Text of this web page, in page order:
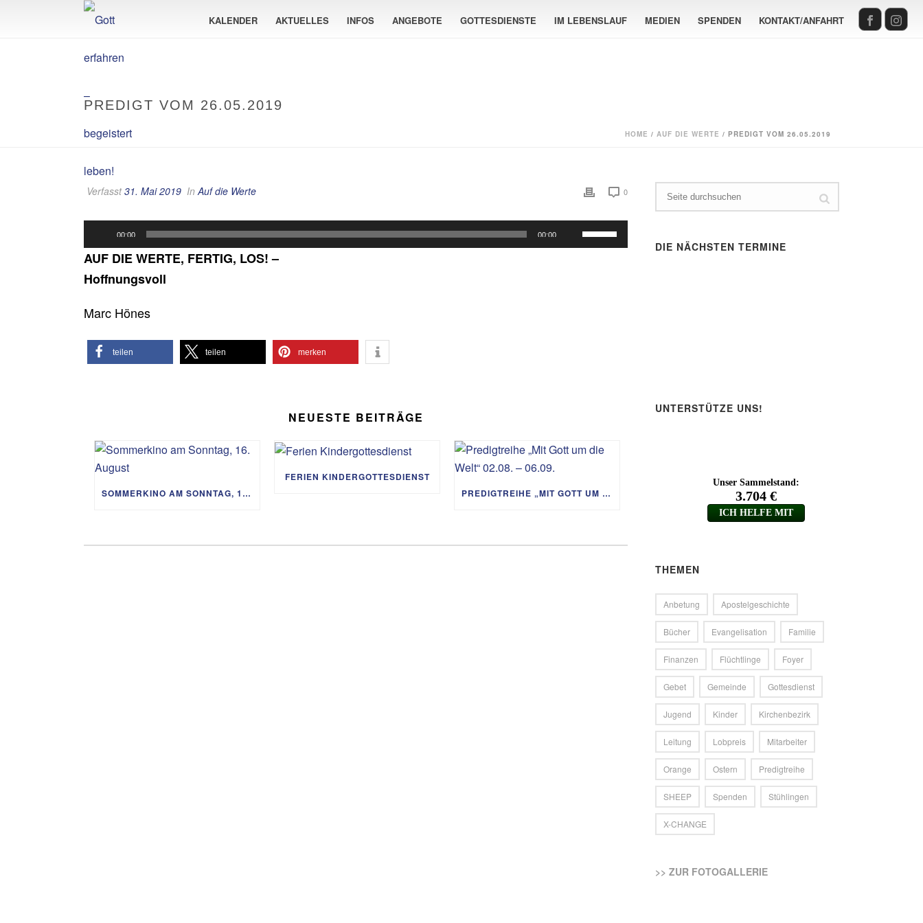
KALENDER AKTUELLES INFOS ANGEBOTE GOTTESDIENSTE IM LEBENSLAUF MEDIEN SPENDEN KONTAKT/ANFAHRT
PREDIGT VOM 26.05.2019
HOME / AUF DIE WERTE / PREDIGT VOM 26.05.2019
Verfasst31. Mai 2019 InAuf die Werte 0
Player
00:00 00:00
Hoch/Runter
AUF DIE WERTE, FERTIG, LOS! –
Hoffnungsvoll
Marc Hönes
teilen teilen merken
NEUESTE BEITRÄGE
SOMMERKINO AM SONNTAG, 16. AUGUST
FERIEN KINDERGOTTESDIENST
PREDIGTREIHE „MIT GOTT UM DIE WELT“ 02.08. – 06.09.
DIE NÄCHSTEN TERMINE
UNTERSTÜTZE UNS!
THEMEN
Anbetung Apostelgeschichte
Bücher Evangelisation Familie
Finanzen Flüchtlinge Foyer
Gebet Gemeinde Gottesdienst
Jugend Kinder Kirchenbezirk
Leitung Lobpreis Mitarbeiter
Orange Ostern Predigtreihe
SHEEP Spenden Stühlingen
X-CHANGE
>> ZUR FOTOGALLERIE